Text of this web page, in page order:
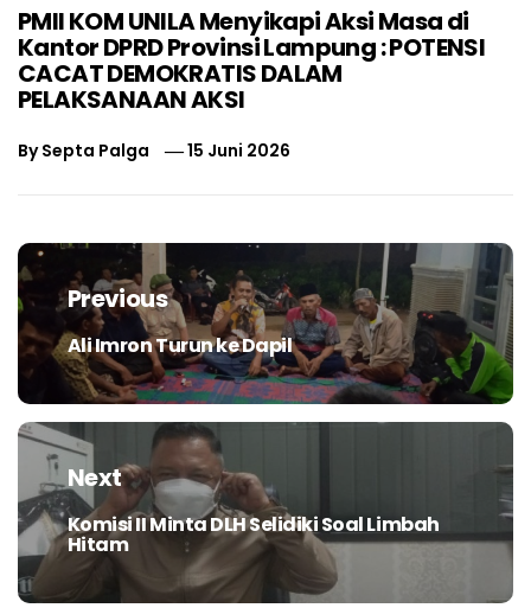
PMII KOM UNILA Menyikapi Aksi Masa di
Kantor DPRD Provinsi Lampung : POTENSI
CACAT DEMOKRATIS DALAM
PELAKSANAAN AKSI
BySepta Palga 15 Juni 2026
Navigasi
posPrevious
Previous
post:
Ali Imron Turun ke Dapil
Next
Next
post:
Komisi II Minta DLH Selidiki Soal Limbah
Hitam